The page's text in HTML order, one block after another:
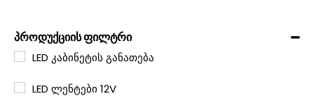
პროდუქციის ფილტრი
LED კაბინეტის განათება
LED ლენტები 12V